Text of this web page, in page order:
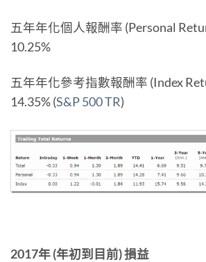
五年年化個人報酬率 (Personal
10.25%
五年年化參考指數報酬率 (Index
14.35% (S&P 500 TR)
2017年 (年初到目前) 損益